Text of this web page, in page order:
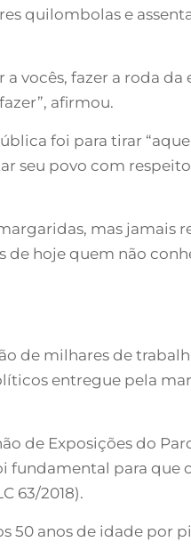
quilombolas e
vocês, fazer a roda
afirmou.
foi para tirar
seu povo com
mas jamais
de hoje quem não
de milhares de
entregue pela
de Exposições do
para que
63/2018).
50 anos de idade por